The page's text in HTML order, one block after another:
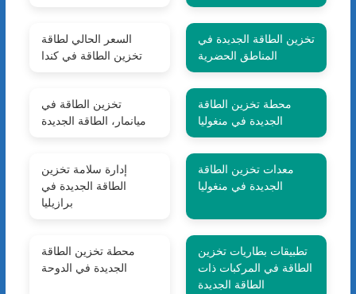
السعر الحالي لطاقة
تخزين الطاقة في كندا
تخزين الطاقة الجديدة في
المناطق الحضرية
تخزين الطاقة في
ميانمار، الطاقة الجديدة
محطة تخزين الطاقة
الجديدة في منغوليا
إدارة سلامة تخزين
الطاقة الجديدة في
برازيليا
معدات تخزين الطاقة
الجديدة في منغوليا
محطة تخزين الطاقة
الجديدة في الدوحة
تطبيقات بطاريات تخزين
الطاقة في المركبات ذات
الطاقة الجديدة